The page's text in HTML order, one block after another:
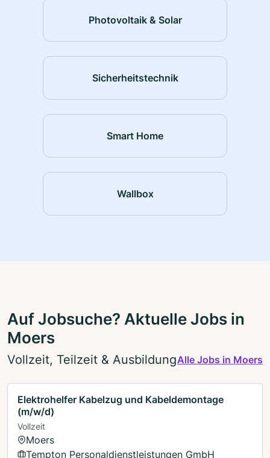
Photovoltaik & Solar
Sicherheitstechnik
Smart Home
Wallbox
Auf Jobsuche? Aktuelle Jobs in
Moers
Vollzeit, Teilzeit & AusbildungAlle Jobs in Moers
Elektrohelfer Kabelzug und Kabeldemontage
(m/w/d)
Vollzeit
Moers
Tempton Personaldienstleistungen GmbH